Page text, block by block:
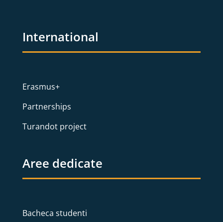
International
Erasmus+
Partnerships
Turandot project
Aree dedicate
Bacheca studenti